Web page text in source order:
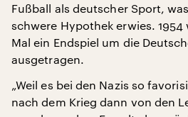
Fußball als deutscher Sport,
schwere Hypothek erwies.
Mal ein Endspiel um die
ausgetragen.
„Weil es bei den Nazis so
nach dem Krieg dann von den